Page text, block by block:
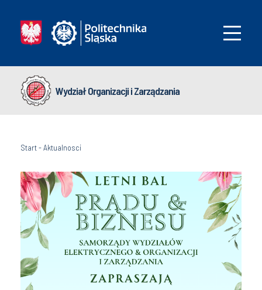
Wydział Organizacji i Zarządzania
Start-Aktualnosci